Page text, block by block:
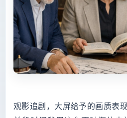
观影追剧，大屏给予的画质表